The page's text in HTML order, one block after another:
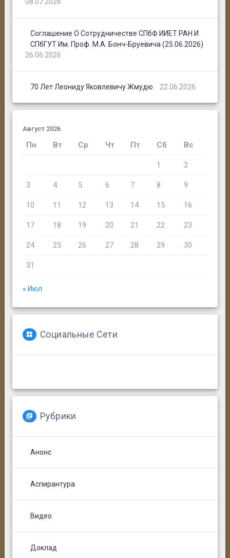
Соглашение О Сотрудничестве СПбФ ИИЕТ РАН И
СПбГУТ Им. Проф. М.А. Бонч-Бруевича (25.06.2026)
26.06.2026
70 Лет Леониду Яковлевичу Жмудю 22.06.2026
Август 2026
Пн Вт Ср Чт Пт Сб Вс
1 2
3 4 5 6 7 8 9
10 11 12 13 14 15 16
17 18 19 20 21 22 23
24 25 26 27 28 29 30
31
« Июл
Социальные Сети
Рубрики
Анонс
Аспирантура
Видео
Доклад